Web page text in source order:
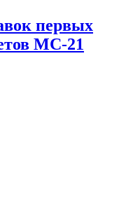
первых
МС-21